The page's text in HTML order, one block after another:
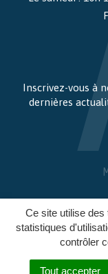
Ce site utilise des
statistiques
contrôler
Tout accepter
Inscrivez-vous à
dernières